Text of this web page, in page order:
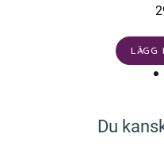
LÄGG
Du